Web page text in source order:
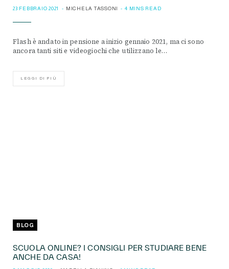
23 FEBBRAIO 2021 MICHELA TASSONI 4 MINS READ
Flash è andato in pensione a inizio gennaio 2021, ma ci sono
ancora tanti siti e videogiochi che utilizzano le…
LEGGI DI PIÙ
BLOG
SCUOLA ONLINE? I CONSIGLI PER STUDIARE BENE
ANCHE DA CASA!